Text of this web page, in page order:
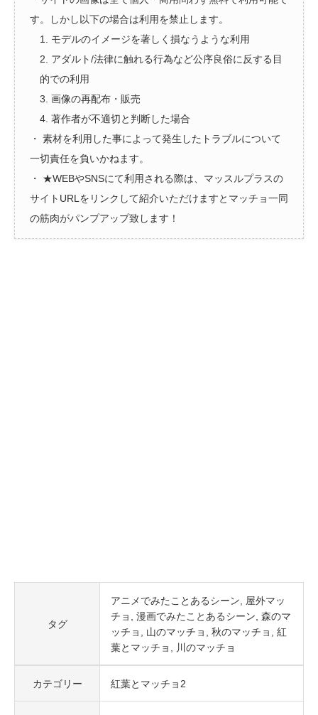
す。しかし以下の場合は利用を禁止します。
1. モデルのイメージを著しく損なうような利用
2. アダルト/法律に触れる行為など公序良俗に反する目
的での利用
3. 画像の再配布・販売
4. 著作者が不適切と判断した場合
・ 素材を利用した事によって発生したトラブルについて
一切責任を負いかねます。
・ ★WEBやSNSにて利用される際は、マッスルプラスの
サイトURLをリンクして紹介いただけますとマッチョ一同
の筋肉がパンプアップ致します！
タグ
アニメでみたことあるシーン
屋外マッ
チョ
漫画でみたことあるシーン 森のマ
ッチョ
山のマッチョ 秋のマッチョ
紅
葉とマッチョ
川のマッチョ
カテゴリー 紅葉とマッチョ2